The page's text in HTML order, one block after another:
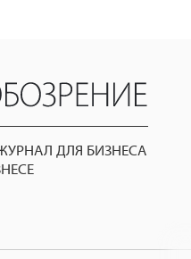
ДЛЯ БИЗНЕСА